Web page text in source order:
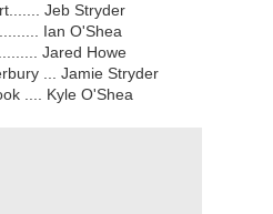
Jeb Stryder
Ian O'Shea
Jared Howe
... Jamie Stryder
.... Kyle O'Shea